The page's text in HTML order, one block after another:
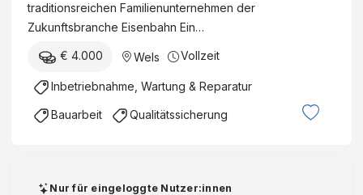
traditionsreichen Familienunternehmen der
Zukunftsbranche Eisenbahn Ein…
€ 4.000 Wels Vollzeit
Inbetriebnahme, Wartung & Reparatur
Bauarbeit Qualitätssicherung
Nur für eingeloggte Nutzer:innen